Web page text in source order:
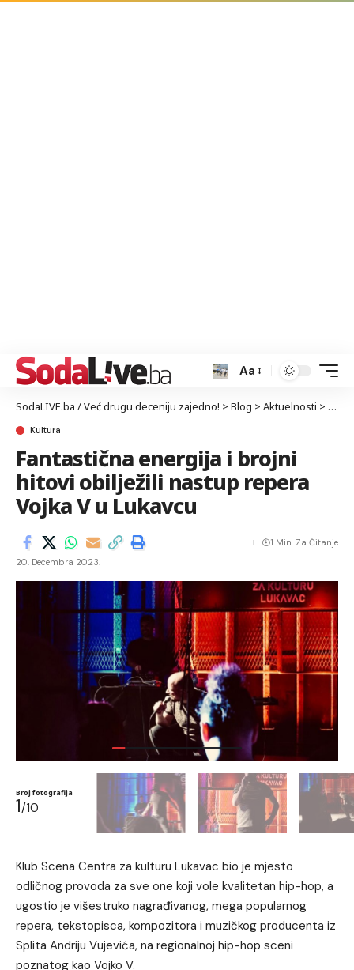
Aa
SodaLIVE.ba / Već drugu deceniju zajedno! > Blog > Aktuelnosti >
Kultura
Fantastična energija i brojni
hitovi obilježili nastup repera
Vojka V u Lukavcu
20. Decembra 2023.
1 Min. Za Čitanje
Broj fotografija
1/10
Klub Scena Centra za kulturu Lukavac bio je mjesto
odličnog provoda za sve one koji vole kvalitetan hip-hop, a
ugostio je višestruko nagrađivanog, mega popularnog
repera, tekstopisca, kompozitora i muzičkog producenta iz
Splita Andriju Vujevića, na regionalnoj hip-hop sceni
poznatog kao Vojko V.